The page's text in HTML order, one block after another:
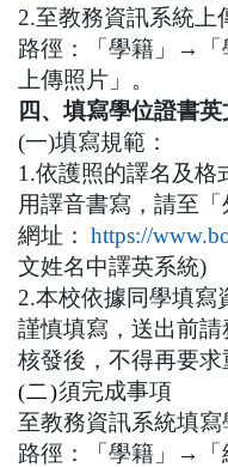
2.至教務資訊系統上
路徑：「學籍」
→
上傳照片」。
四、填寫學位證書英
(一)填寫規範：
1.依護照的譯名及格
用譯音書寫，請至「
網址： https://
文姓名中譯英系統)
2.本校依據同學填寫
謹慎填寫，送出前
核發後，不得再要求
(二)須完成事項
至教務資訊系統填
路徑：「學籍」
→